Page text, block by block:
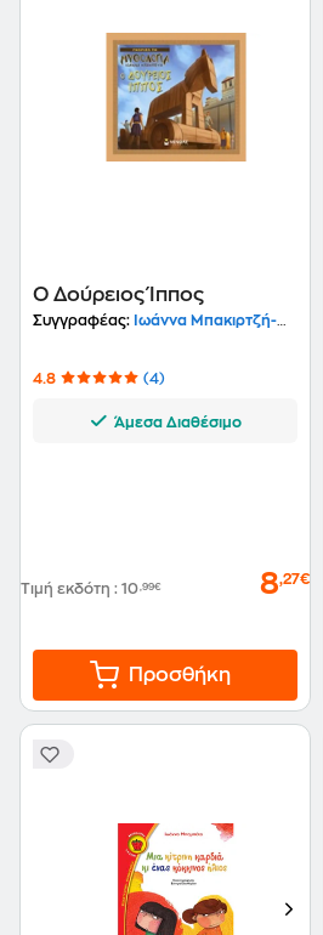
Ο Δούρειος Ίππος
Συγγραφέας: Ιωάννα Μπακιρτζή-Μπαμπέτα
4.8 (4)
Άμεσα Διαθέσιμο
Τιμή εκδότη : 10,99€ 8,27€
Προσθήκη